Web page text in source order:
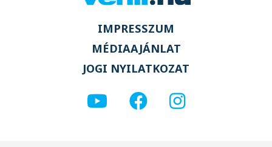
IMPRESSZUM
MÉDIAAJÁNLAT
JOGI NYILATKOZAT